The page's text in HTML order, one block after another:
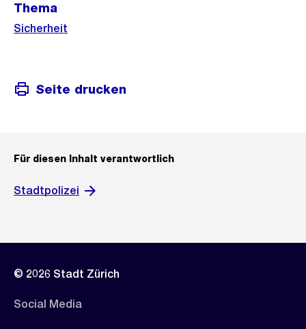
Thema
Sicherheit
Seite drucken
Für diesen Inhalt verantwortlich
Stadtpolizei
© 2026 Stadt Zürich
Social Media